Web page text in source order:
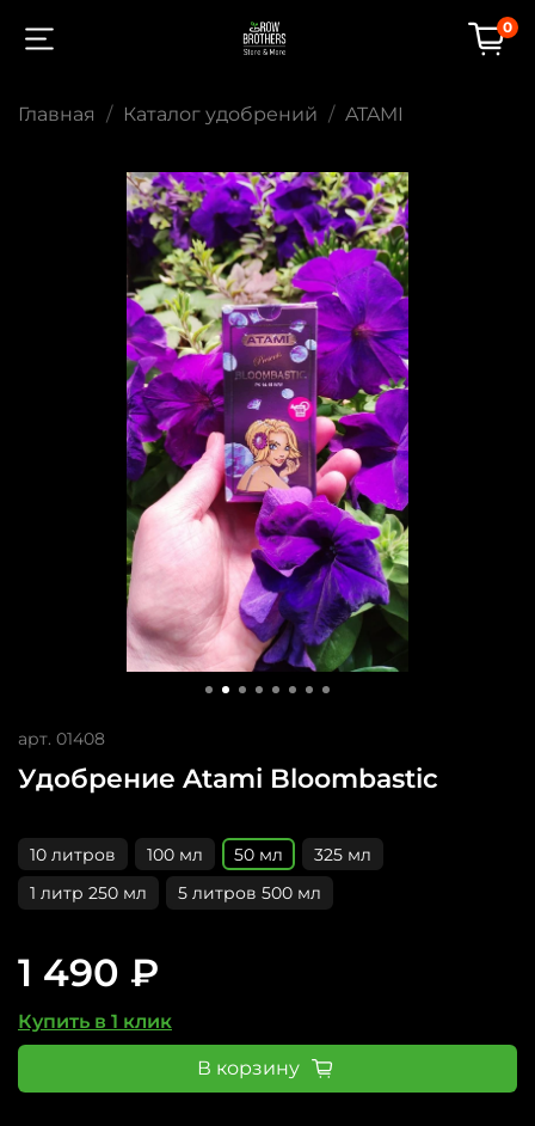
0
Главная Каталог удобрений ATAMI
арт. 01408
Удобрение Atami Bloombastic
10 литров 100 мл 50 мл
325 мл
1 литр 250 мл
5 литров 500 мл
1 490 ₽
Купить в 1 клик
В корзину